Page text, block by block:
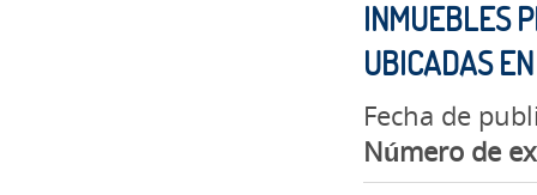
INMUEBLES
UBICADAS
Fecha de
Número de